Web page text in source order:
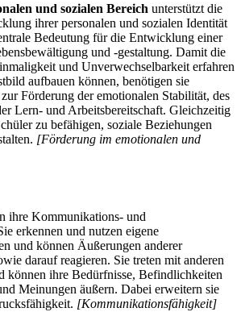
und sozialen Bereich unterstützt die
ihrer personalen und sozialen Identität
Bedeutung für die Entwicklung einer
und -gestaltung. Damit die
und Unverwechselbarkeit erfahren
aufbauen können, benötigen sie
Förderung der emotionalen Stabilität, des
Lern- und Arbeitsbereitschaft. Gleichzeitig
zu befähigen, soziale Beziehungen
[Förderung im emotionalen und
ihre Kommunikations- und
erkennen und nutzen eigene
und können Äußerungen anderer
darauf reagieren. Sie treten mit anderen
können ihre Bedürfnisse, Befindlichkeiten
Meinungen äußern. Dabei erweitern sie
[Kommunikationsfähigkeit]